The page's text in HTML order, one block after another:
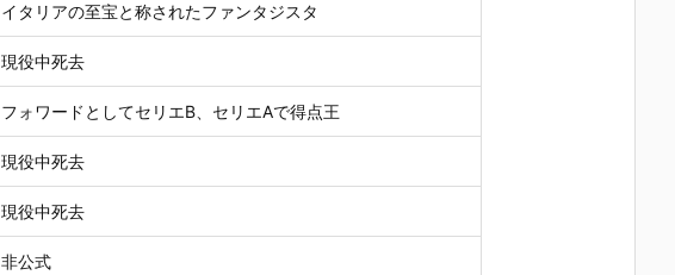
イタリアの至宝と称されたファンタジスタ
現役中死去
フォワードとしてセリエB、セリエAで得点王
現役中死去
現役中死去
非公式